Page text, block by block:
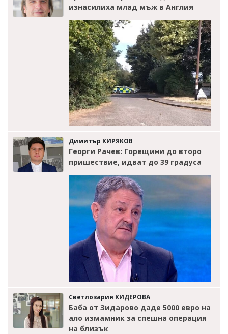
изнасилиха млад мъж в Англия
Димитър КИРЯКОВ
Георги Рачев: Горещини до второ
пришествие, идват до 39 градуса
Светлозария КИДЕРОВА
Баба от Зидарово даде 5000 евро на
ало измамник за спешна операция
на близък